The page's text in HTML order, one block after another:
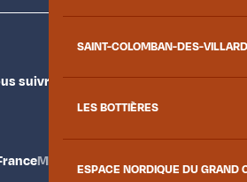
SAINT-COLOMBAN-DES-
LES BOTTIÈRES
ESPACE NORDIQUE DU GRAND
suivre
Maurienne